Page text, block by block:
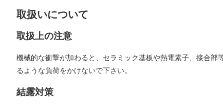
取扱いについて
取扱上の注意
機械的な衝撃が加わると、セラミック基板や熱電素子、接合
るような負荷をかけないで下さい。
結露対策